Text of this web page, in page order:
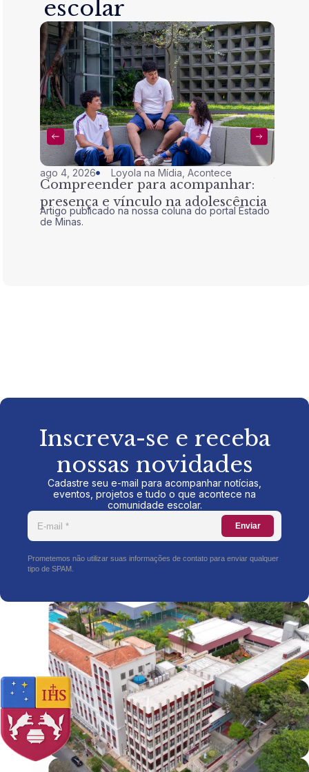
escolar
ago 4, 2026 Loyola na Mídia ,Acontece
Compreender para acompanhar:
presença e vínculo na adolescência
Artigo publicado na nossa coluna do portal Estado
de Minas.
Inscreva-se e receba
nossas novidades
Cadastre seu e-mail para acompanhar notícias,
eventos, projetos e tudo o que acontece na
comunidade escolar.
Enviar
Prometemos não utilizar suas informações de contato para enviar qualquer
tipo de SPAM.